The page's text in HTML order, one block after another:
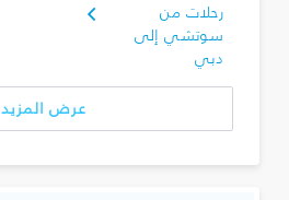
رحلات من
سوتشي إلى
دبي
عرض المزيد